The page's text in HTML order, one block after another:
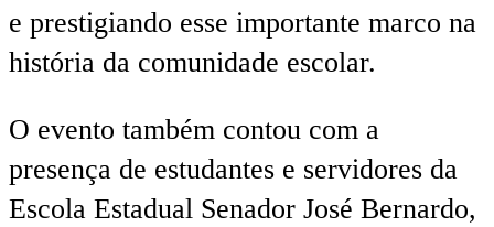
e prestigiando esse importante marco na
história da comunidade escolar.
O evento também contou com a
presença de estudantes e servidores da
Escola Estadual Senador José Bernardo,